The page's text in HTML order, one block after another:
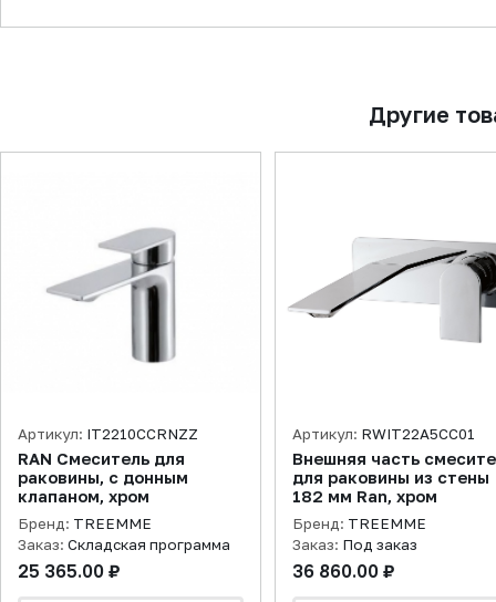
Другие
Артикул: IT2210CCRNZZ
RAN Смеситель для
раковины, с донным
клапаном, хром
Бренд: TREEMME
Заказ: Складская программа
25 365.00 ₽
Артикул: RWIT22A5CC01
Внешняя часть
для раковины из стены
182 мм Ran, хром
Бренд: TREEMME
Заказ: Под заказ
36 860.00 ₽